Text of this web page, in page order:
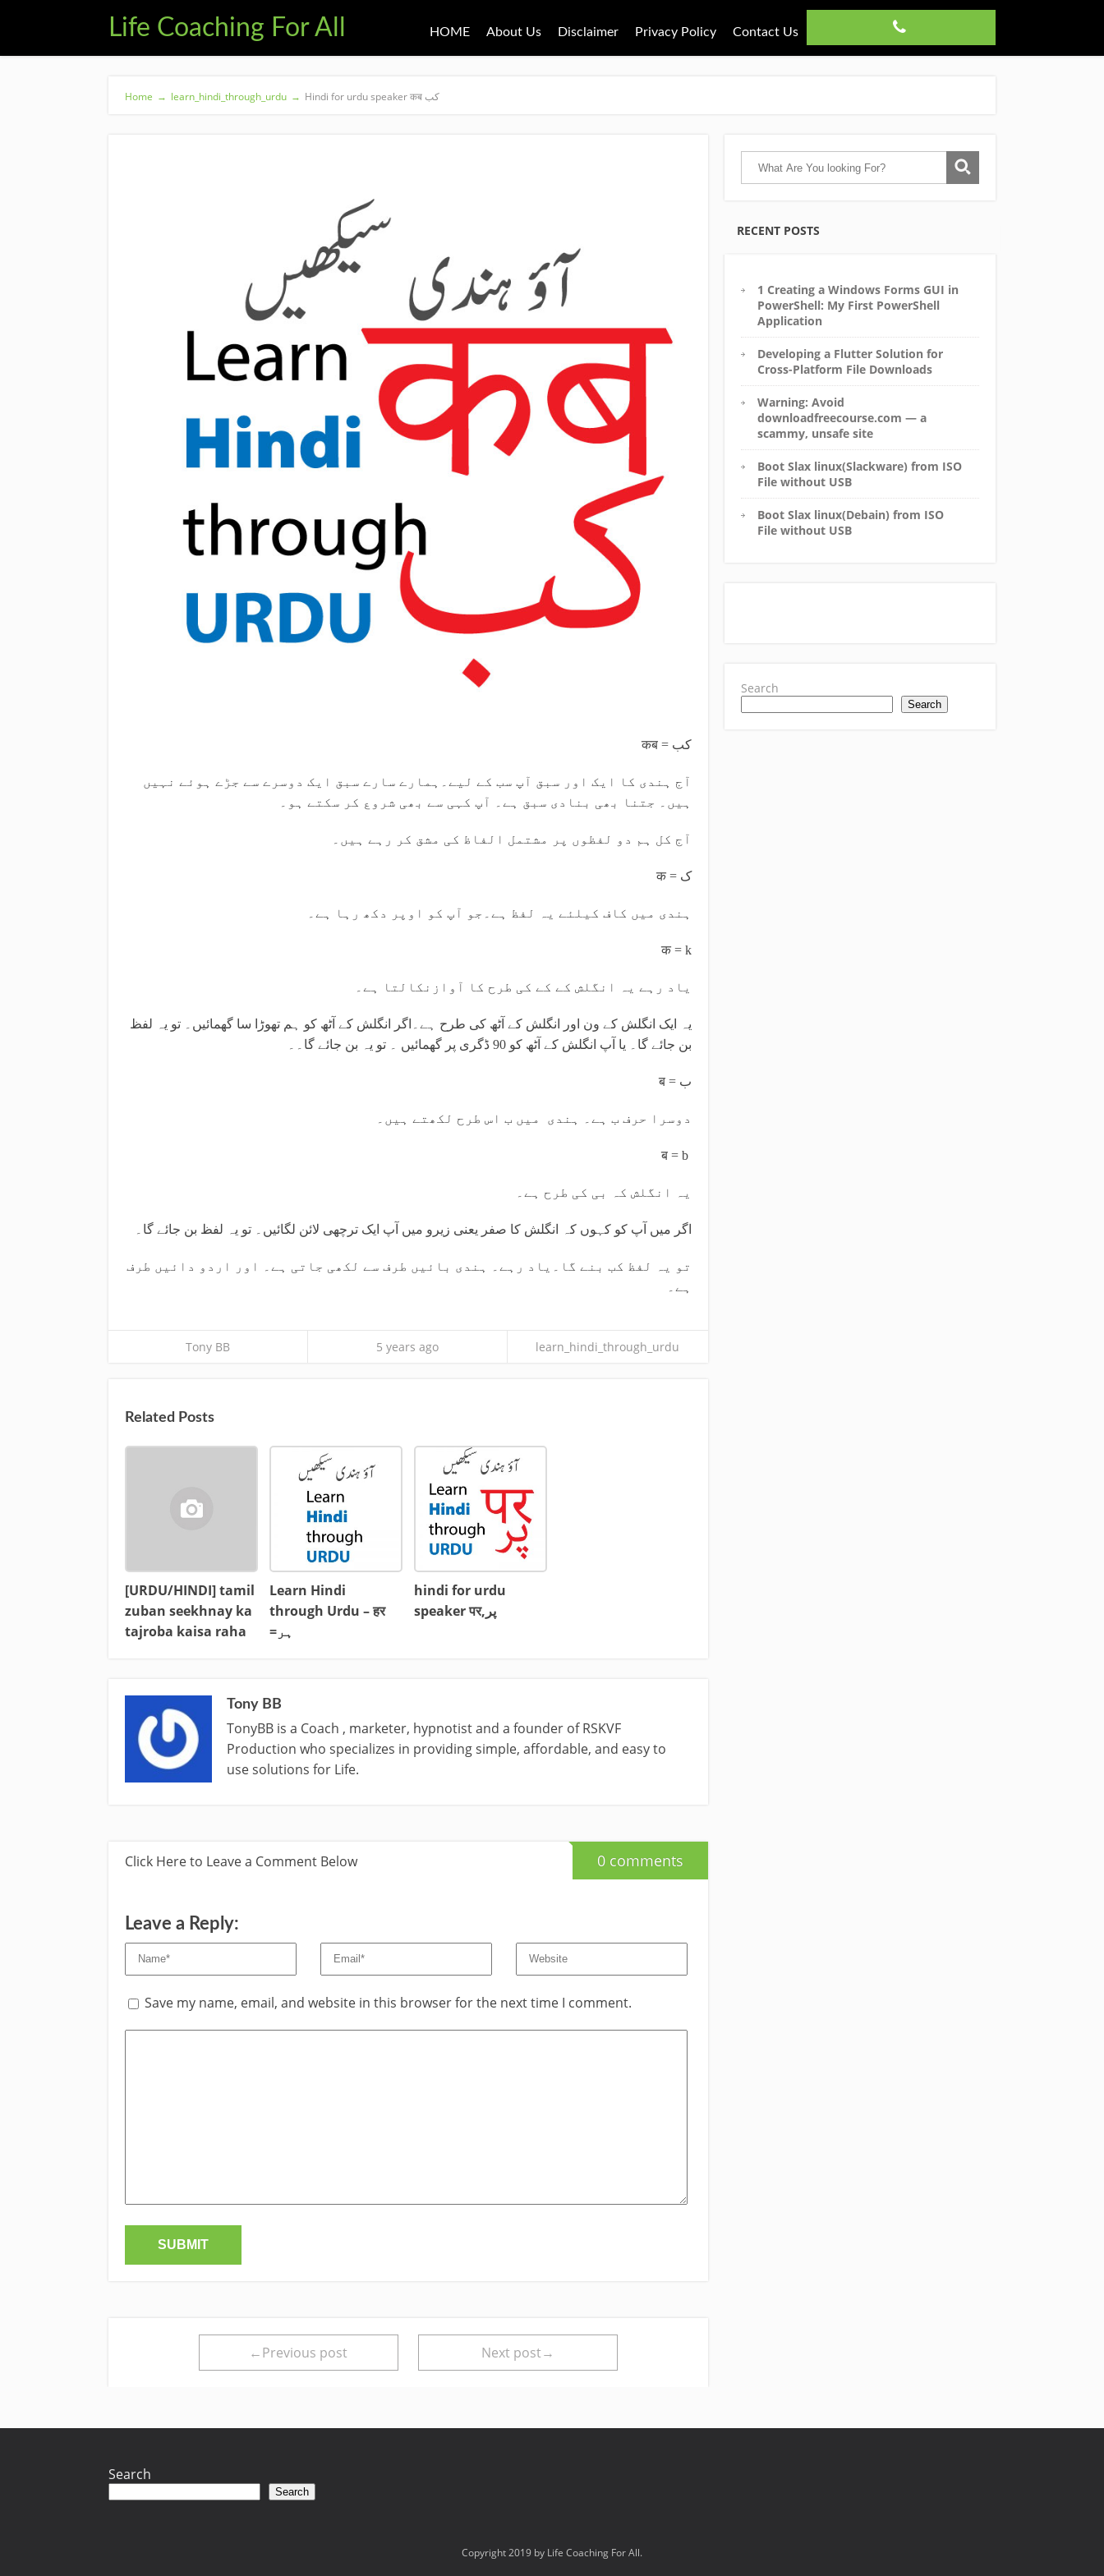
Life Coaching For All HOME About Us Disclaimer Privacy Policy Contact Us
Home → learn_hindi_through_urdu → Hindi for urdu speaker कब کب
कब = کب
آج ہندی کا ایک اور سبق آپ سب کے لیے۔ہمارے سارے سبق ایک دوسرے سے جڑے ہوئے نہیں
ہیں۔ جتنا بھی بنادی سبق ہے۔ آپ کہی سے بھی شروع کر سکتے ہو۔
آج کل ہم دو لفظوں پر مشتمل الفاظ کی مشق کر رہے ہیں۔
क = ک
ہندی میں کاف کیلئے یہ لفظ ہے۔جو آپ کو اوپر دکھ رہا ہے۔
क = k
یاد رہے یہ انگلش کے کے کی طرح کا آوازنکالتا ہے۔
یہ ایک انگلش کے ون اور انگلش کے آٹھ کی طرح ہے۔اگر انگلش کے آٹھ کو ہم تھوڑا سا گھمائیں۔ تو یہ لفظ
بن جائے گا۔ یا آپ انگلش کے آٹھ کو 90 ڈگری پر گھمائیں ۔ تو یہ بن جائے گا۔۔
ब = ب
دوسرا حرف ب ہے۔ ہندی میں ب اس طرح لکھتے ہیں۔
ब = b
یہ انگلش کہ بی کی طرح ہے۔
اگر میں آپ کو کہوں کہ انگلش کا صفر یعنی زیرو میں آپ ایک ترچھی لائن لگائیں۔ تو یہ لفظ بن جائے گا۔
تو یہ لفظ کب بنے گا۔یاد رہے۔ ہندی بائیں طرف سے لکھی جاتی ہے۔ اور اردو دائیں طرف
ہے۔
Tony BB 5 years ago learn_hindi_through_urdu
Related Posts
[URDU/HINDI] tamil
zuban seekhnay ka
tajroba kaisa raha
Learn Hindi
through Urdu – हर
=ہر
hindi for urdu
speaker पर,پر
Tony BB
TonyBB is a Coach , marketer, hypnotist and a founder of RSKVF
Production who specializes in providing simple, affordable, and easy to
use solutions for Life.
Click Here to Leave a Comment Below 0 comments
Leave a Reply:
Save my name, email, and website in this browser for the next time I comment.
←Previous post Next post→
RECENT POSTS
1 Creating a Windows Forms GUI in
PowerShell: My First PowerShell
Application
Developing a Flutter Solution for
Cross-Platform File Downloads
Warning: Avoid
downloadfreecourse.com — a
scammy, unsafe site
Boot Slax linux(Slackware) from ISO
File without USB
Boot Slax linux(Debain) from ISO
File without USB
Search
Search
Search
Search
Copyright 2019 by Life Coaching For All.